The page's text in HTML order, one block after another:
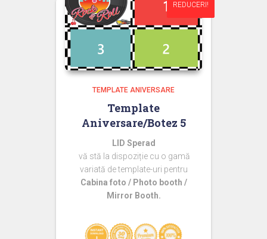
REDUCERI!
REDUCERI!
TEMPLATE ANIVERSARE
Template
Aniversare/Botez 5
LID Sperad
vă stă la dispoziție cu o gamă
variată de template-uri pentru
Cabina foto / Photo booth /
Mirror Booth.